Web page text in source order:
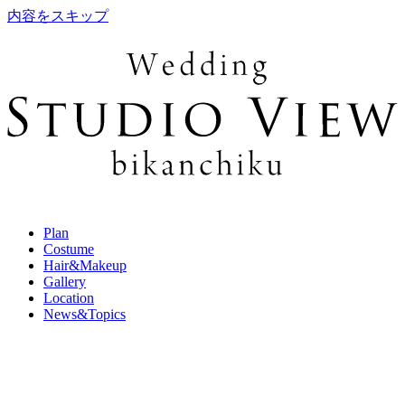
内容をスキップ
Plan
Costume
Hair&Makeup
Gallery
Location
News&Topics